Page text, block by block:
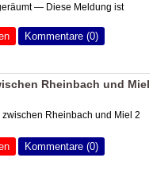
— Diese Meldung ist
Kommentare (0)
Rheinbach und Miel
Rheinbach und Miel 2
Kommentare (0)